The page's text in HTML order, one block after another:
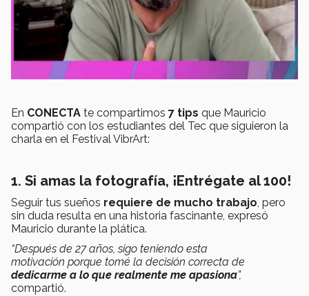
En CONECTA te compartimos 7 tips que Mauricio
compartió con los estudiantes del Tec que siguieron la
charla en el Festival VibrArt:
1. Si amas la fotografía, ¡Entrégate al 100!
Seguir tus sueños requiere de mucho trabajo, pero
sin duda resulta en una historia fascinante, expresó
Mauricio durante la plática.
“Después de 27 años, sigo teniendo esta
motivación porque tomé la decisión correcta de
dedicarme a lo que realmente me apasiona”,
compartió.